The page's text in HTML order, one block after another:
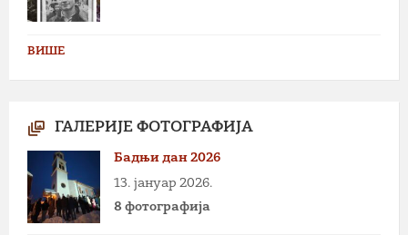
ВИШЕ
ГАЛЕРИЈЕ ФОТОГРАФИЈА
Бадњи дан 2026
13. јануар 2026.
8 фотографија